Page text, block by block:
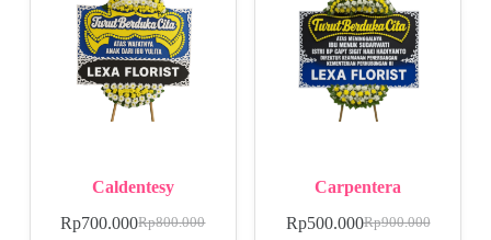
Caldentesy
Rp800.000
Rp700.000
Carpentera
Rp900.000
Rp500.000